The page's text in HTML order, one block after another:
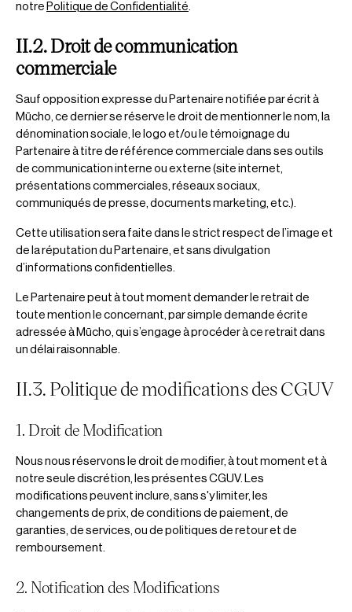
notre Politique de Confidentialité.
II.2. Droit de communication
commerciale
Sauf opposition expresse du Partenaire notifiée par écrit à
Mūcho, ce dernier se réserve le droit de mentionner le nom, la
dénomination sociale, le logo et/ou le témoignage du
Partenaire à titre de référence commerciale dans ses outils
de communication interne ou externe (site internet,
présentations commerciales, réseaux sociaux,
communiqués de presse, documents marketing, etc.).
Cette utilisation sera faite dans le strict respect de l’image et
de la réputation du Partenaire, et sans divulgation
d’informations confidentielles.
Le Partenaire peut à tout moment demander le retrait de
toute mention le concernant, par simple demande écrite
adressée à Mūcho, qui s’engage à procéder à ce retrait dans
un délai raisonnable.
II.3. Politique de modifications des CGUV
1. Droit de Modification
Nous nous réservons le droit de modifier, à tout moment et à
notre seule discrétion, les présentes CGUV. Les
modifications peuvent inclure, sans s'y limiter, les
changements de prix, de conditions de paiement, de
garanties, de services, ou de politiques de retour et de
remboursement.
2. Notification des Modifications